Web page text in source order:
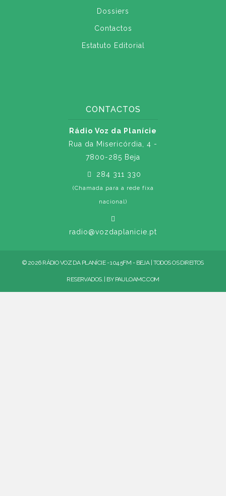
Dossiers
Contactos
Estatuto Editorial
CONTACTOS
Rádio Voz da Planície
Rua da Misericórdia, 4 -
7800-285 Beja
284 311 330
(Chamada para a rede fixa
nacional)
radio@vozdaplanicie.pt
© 2026 RÁDIO VOZ DA PLANÍCIE - 104.5FM - BEJA | TODOS OS DIREITOS
RESERVADOS. | BY PAULOAMC.COM